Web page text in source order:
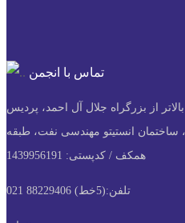
تماس با انجمن
از بزرگراه جلال آل احمد، پردیس
ساختمان انستیتو مهندسی نفت، طبقه
همکف / کدپستی: 1439956191
تلفن:(5خط) 88229406 021